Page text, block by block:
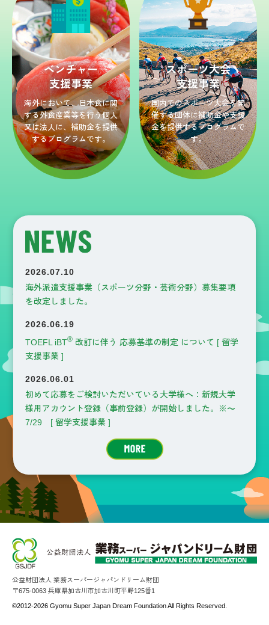
ベンチャー
支援事業
海外において、日本食に関
する外食産業等を行う個人
又は法人に、補助金を提供
するプログラムです。
スポーツ大会
支援事業
国内でのスポーツ大会を開
催する団体に補助金や支援
金を提供するプログラムで
す。
2026.07.10
海外派遣支援事業（スポーツ分野・芸術分野）募集要項
を改定しました。
2026.06.19
TOEFL iBT® 改訂に伴う 応募基準の制定 について [ 留学
支援事業 ]
2026.06.01
初めて応募をご検討いただいている大学様へ：新規大学
様用アカウント登録（事前登録）が開始しました。※～
7/29 [ 留学支援事業 ]
公益財団法人 業務スーパージャパンドリーム財団
〒675-0063 兵庫県加古川市加古川町平野125番1
©2012-2026 Gyomu Super Japan Dream Foundation All Rights Reserved.